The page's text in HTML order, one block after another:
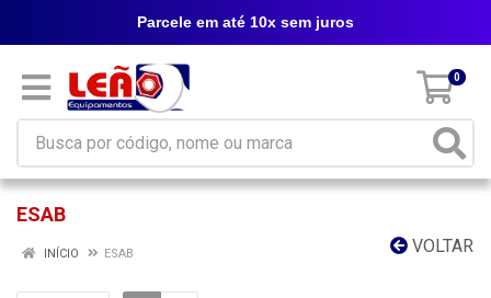
0
Parcele em até 10x sem juros
ESAB
VOLTAR
INÍCIO ESAB